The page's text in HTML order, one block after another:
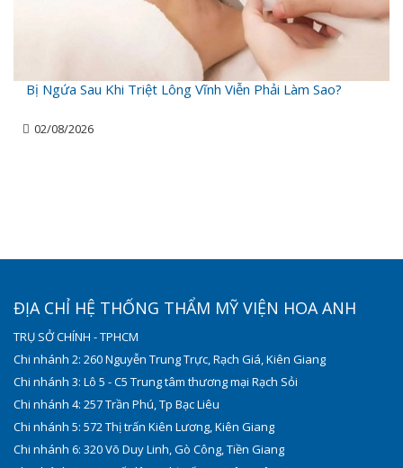
Bị Ngứa Sau Khi Triệt Lông Vĩnh Viễn Phải Làm Sao?
02/08/2026
ĐỊA CHỈ HỆ THỐNG THẨM MỸ VIỆN HOA ANH
TRỤ SỞ CHÍNH - TPHCM
Chi nhánh 2: 260 Nguyễn Trung Trực, Rạch Giá, Kiên Giang
Chi nhánh 3: Lô 5 - C5 Trung tâm thương mại Rạch Sỏi
Chi nhánh 4: 257 Trần Phú, Tp Bạc Liêu
Chi nhánh 5: 572 Thị trấn Kiên Lương, Kiên Giang
Chi nhánh 6: 320 Võ Duy Linh, Gò Công, Tiền Giang